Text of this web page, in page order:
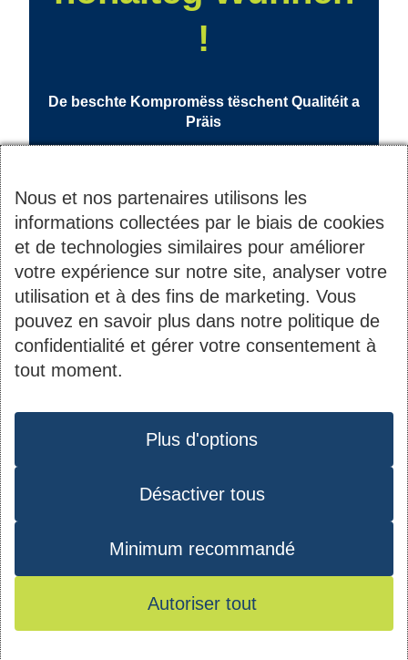
Nous et nos partenaires utilisons les
informations collectées par le biais de cookies
et de technologies similaires pour améliorer
votre expérience sur notre site, analyser votre
utilisation et à des fins de marketing. Vous
pouvez en savoir plus dans notre politique de
confidentialité et gérer votre consentement à
tout moment.
Plus d'options
Désactiver tous
Minimum recommandé
Autoriser tout
!
De beschte Kompromëss tëschent Qualitéit a
Präis
Informations
du
pied
de
page
Matricule : 1919 2200
RCS : B 40971
Contact
L-1852 Luxembourg
Tél. :44 82 92-1
Instagram
YoutubeFacebook
Mentions
légales
Plan du site-Protection des données-